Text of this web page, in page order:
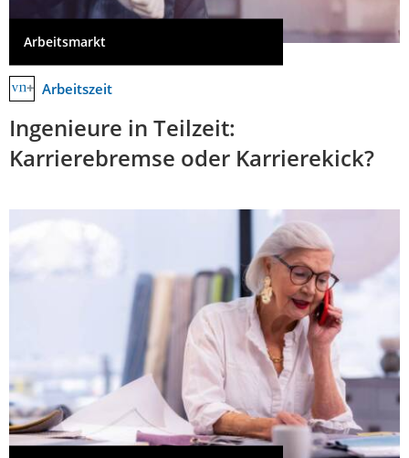
Arbeitsmarkt
Arbeitszeit
Ingenieure in Teilzeit:
Karrierebremse oder Karrierekick?